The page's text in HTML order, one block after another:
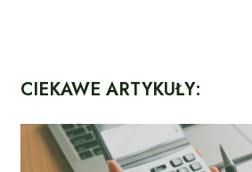
CIEKAWE ARTYKUŁY: